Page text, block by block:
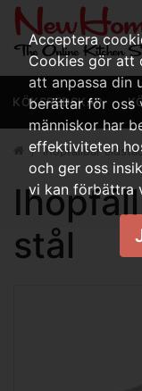
KÖKSREDSKAP
Ihopfällbar
stål
Acceptera
Cookies gör att
att anpassa din
berättar för oss
människor har
effektiviteten
och ger oss
vi kan förbättra